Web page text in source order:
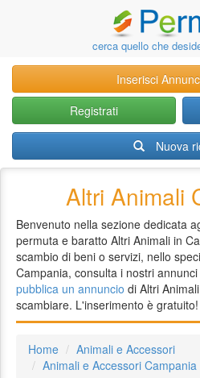
cerca quello che
Inserisci
Registrati
Nuova
Altri Animali
Benvenuto nella sezione dedicata
permuta e baratto Altri Animali in
scambio di beni o servizi, nello
Campania, consulta i nostri
pubblica un annuncio di Altri
scambiare. L'inserimento è gratuito!
Home
Animali e Accessori
Animali e Accessori Campania